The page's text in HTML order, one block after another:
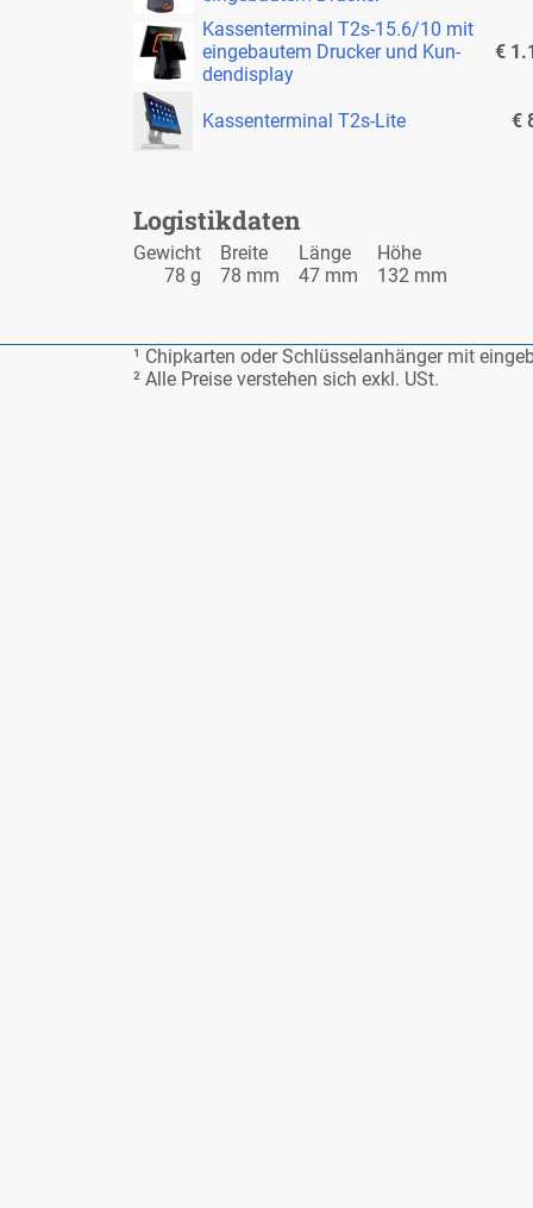
Kas­sen­ter­mi­nal T2s-15.6/10 mit
ein­ge­bau­tem Dru­cker und Kun­
den­dis­play
€
Kas­sen­ter­mi­nal T2s-Li­te €
Lo­gis­tik­da­ten
Ge­wicht Brei­te Län­ge
Hö­he
78 g
78 mm 47 mm 132 mm
¹ Chip­kar­ten oder Schlüs­sel­an­hän­ger mit
² Al­le Prei­se ver­ste­hen sich exkl. USt.